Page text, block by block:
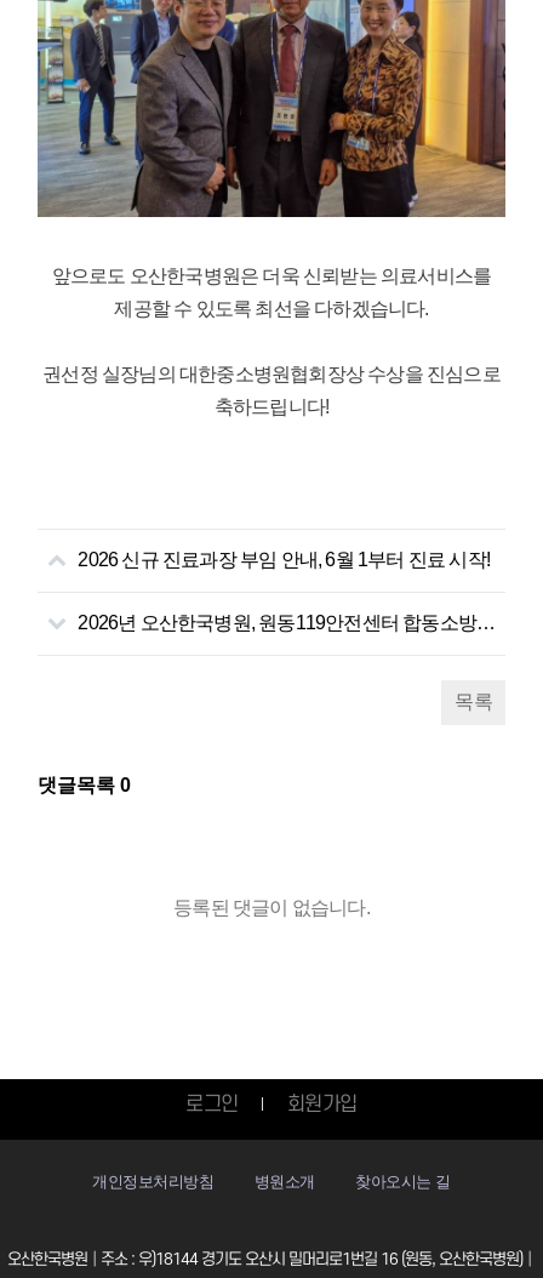
앞으로도 오산한국병원은 더욱 신뢰받는 의료서비스를
제공할 수 있도록 최선을 다하겠습니다.
권선정 실장님의 대한중소병원협회장상 수상을 진심으로
축하드립니다!
2026 신규 진료과장 부임 안내, 6월 1부터 진료 시작!
2026년 오산한국병원, 원동119안전센터 합동소방훈련
목록
댓글목록0
등록된 댓글이 없습니다.
로그인 회원가입
개인정보처리방침 병원소개 찾아오시는 길
오산한국병원│주소 : 우)18144 경기도 오산시 밀머리로1번길 16 (원동, 오산한국병원)│